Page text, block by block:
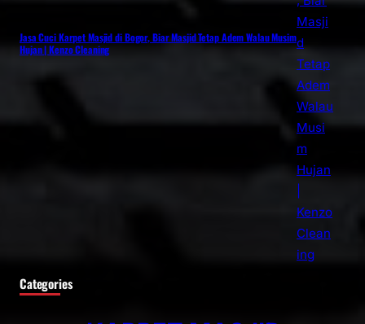
Jasa Cuci Karpet Masjid di Bogor, Biar Masjid Tetap Adem Walau Musim
Hujan | Kenzo Cleaning
Categories